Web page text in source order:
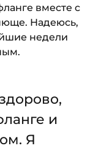
вместе с
Надеюсь,
недели
и
Я